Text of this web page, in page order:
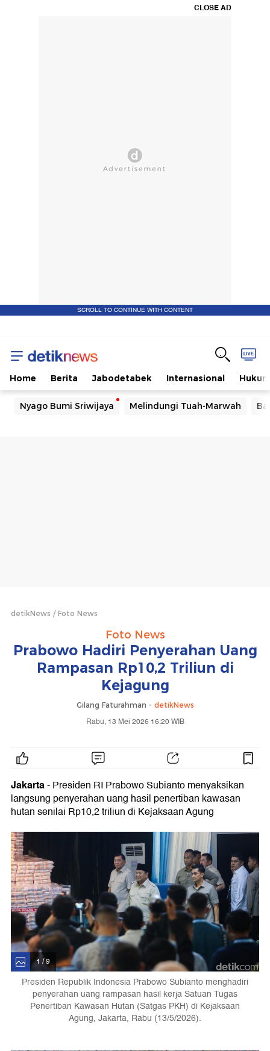
CLOSE AD
SCROLL TO CONTINUE WITH CONTENT
Home Berita Jabodetabek Internasional Hukum
Nyago Bumi Sriwijaya Melindungi Tuah-Marwah
detikNews Foto News
Foto News
Prabowo Hadiri Penyerahan Uang
Rampasan Rp10,2 Triliun di
Kejagung
Gilang Faturahman - detikNews
Rabu, 13 Mei 2026 16:20 WIB
Jakarta- Presiden RI Prabowo Subianto menyaksikan
langsung penyerahan uang hasil penertiban kawasan
hutan senilai Rp10,2 triliun di Kejaksaan Agung
1 / 9
Presiden Republik Indonesia Prabowo Subianto menghadiri
penyerahan uang rampasan hasil kerja Satuan Tugas
Penertiban Kawasan Hutan (Satgas PKH) di Kejaksaan
Agung, Jakarta, Rabu (13/5/2026).